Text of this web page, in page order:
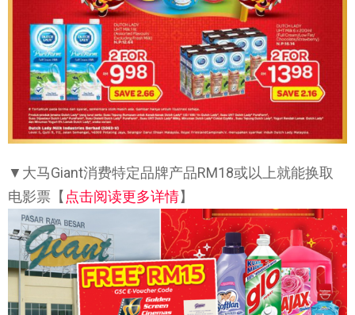
▼大马Giant消费特定品牌产品RM18或以上就能换取
电影票【 点击阅读更多详情】